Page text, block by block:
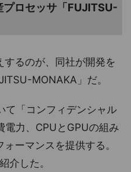
ロセッサ「FUJITSU-
るのが、同社が開発を
MONAKA」だ。
て「コンフィデンシャル
電力、CPUとGPUの組み
ーマンスを提供する。
介した。